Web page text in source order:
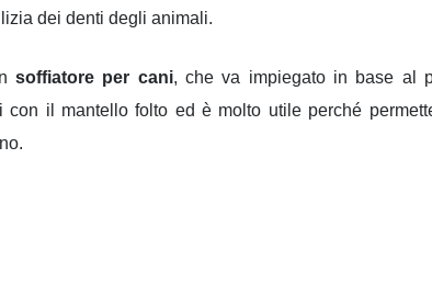
dei denti degli animali.
soffiatore per cani, che va impiegato in base al
il mantello folto ed è molto utile perché